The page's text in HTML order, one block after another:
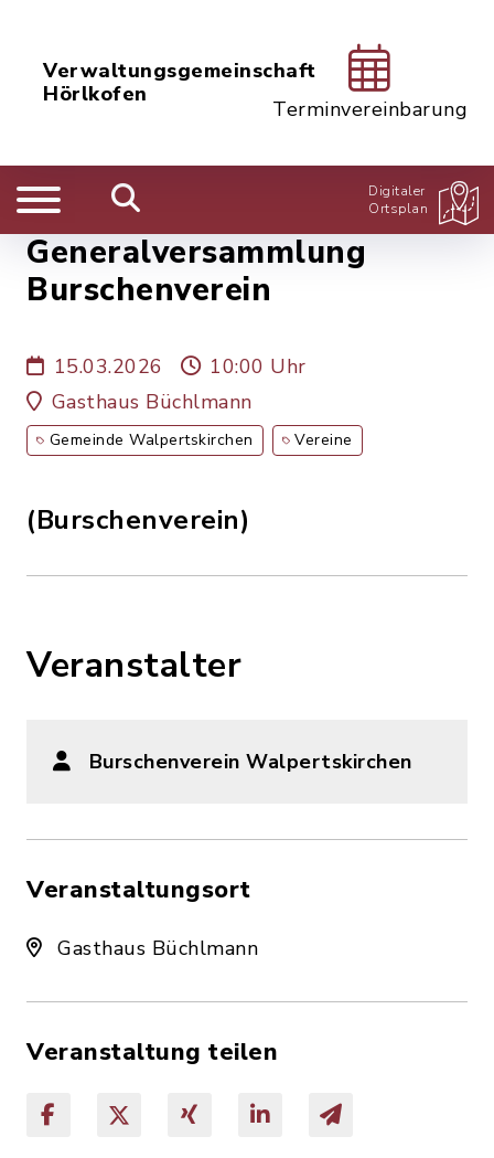
Verwaltungsgemeinschaft
Hörlkofen
Terminvereinbarung
Digitaler
Ortsplan
Generalversammlung
Burschenverein
15.03.2026
10:00 Uhr
Gasthaus Büchlmann
Gemeinde Walpertskirchen Vereine
(Burschenverein)
Veranstalter
Burschenverein Walpertskirchen
Veranstaltungsort
Gasthaus Büchlmann
Veranstaltung teilen